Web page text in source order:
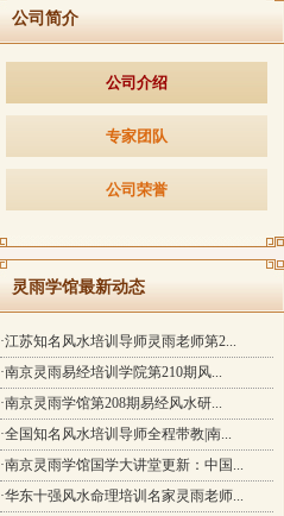
公司简介
公司介绍
专家团队
公司荣誉
灵雨学馆最新动态
·江苏知名风水培训导师灵雨老师第2...
·南京灵雨易经培训学院第210期风...
·南京灵雨学馆第208期易经风水研...
·全国知名风水培训导师全程带教|南...
·南京灵雨学馆国学大讲堂更新：中国...
·华东十强风水命理培训名家灵雨老师...